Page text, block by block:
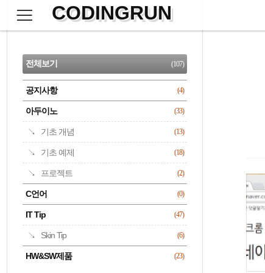
으
CODINGRUN
CATEGORY
전체보기 (107)
공지사항 (4)
아두이노 (33)
기초 개념 (13)
기초 예제 (18)
프로젝트 (2)
C언어 (0)
IT Tip (47)
Skin Tip (6)
HW&SW제품 (23)
검